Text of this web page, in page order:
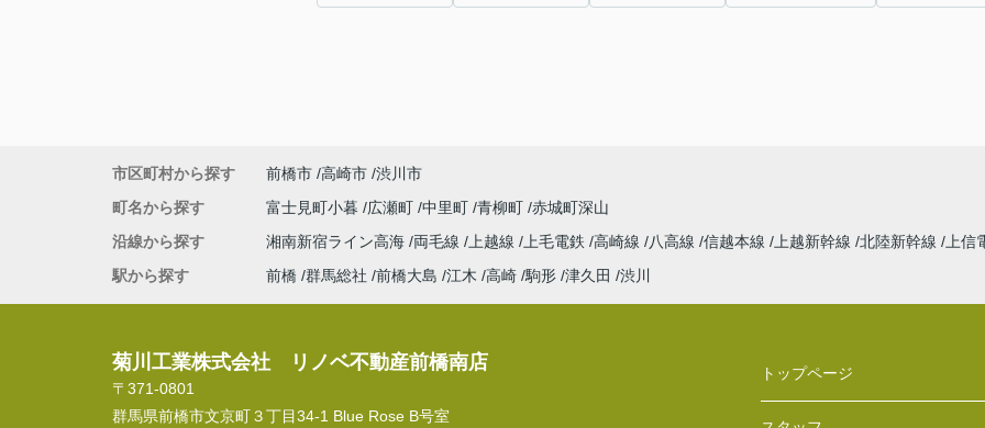
市区町村から探す 前橋市 高崎市 渋川市
町名から探す
富士見町小暮 広瀬町 中里町 青柳町 赤城町深山
沿線から探す
湘南新宿ライン高海 両毛線 上越線 上毛電鉄 高崎線 八高線 信越本線 上越新幹線 北陸新幹線
上信
駅から探す
前橋 群馬総社 前橋大島 江木 高崎 駒形 津久田 渋川
菊川工業株式会社 リノベ不動産前橋南店
〒371-0801
群馬県前橋市文京町３丁目34‐1 Blue Rose B号室
トップページ